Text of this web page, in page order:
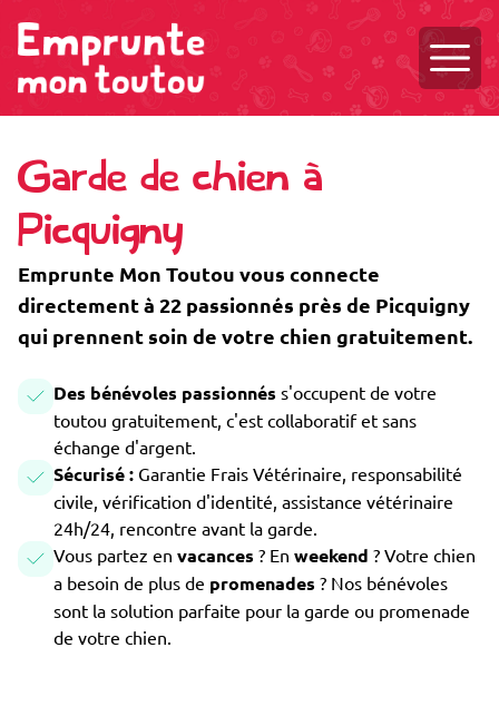
Garde de chien à
Picquigny
Emprunte Mon Toutou vous connecte
directement à 22 passionnés près de Picquigny
qui prennent soin de votre chien gratuitement.
Des bénévoles passionnés s'occupent de votre
toutou gratuitement, c'est collaboratif et sans
échange d'argent.
Sécurisé : Garantie Frais Vétérinaire, responsabilité
civile, vérification d'identité, assistance vétérinaire
24h/24, rencontre avant la garde.
Vous partez en vacances ? En weekend ? Votre chien
a besoin de plus de promenades ? Nos bénévoles
sont la solution parfaite pour la garde ou promenade
de votre chien.